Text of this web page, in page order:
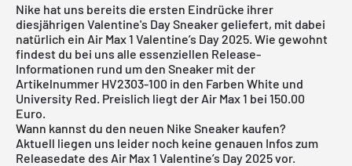
Nike hat uns bereits die ersten Eindrücke ihrer
diesjährigen Valentine's Day Sneaker geliefert, mit dabei
natürlich ein Air Max 1 Valentine’s Day 2025. Wie gewohnt
findest du bei uns alle essenziellen Release-
Informationen rund um den Sneaker mit der
Artikelnummer HV2303-100 in den Farben White und
University Red. Preislich liegt der Air Max 1 bei 150.00
Euro.
Wann kannst du den neuen Nike Sneaker kaufen?
Aktuell liegen uns leider noch keine genauen Infos zum
Releasedate des Air Max 1 Valentine’s Day 2025 vor.